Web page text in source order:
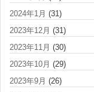
2024年1月 (31)
2023年12月 (31)
2023年11月 (30)
2023年10月 (29)
2023年9月 (26)